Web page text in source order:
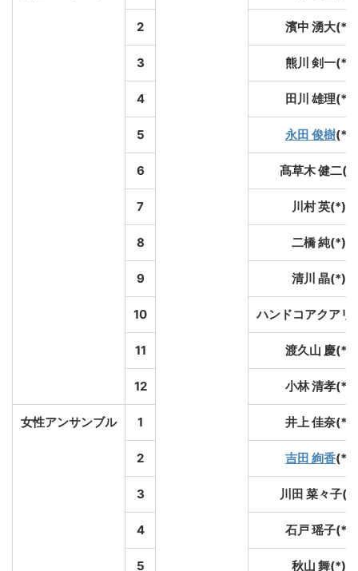
2 濱中 湧大(*)
3 熊川 剣一(*)
4 田川 雄理(*)
5 永田 俊樹(*)
6 髙草木 健二(*)
7 川村 英(*)
8 二橋 純(*)
9 清川 晶(*)
10 ハンドコアクアリ
11 渡久山 慶(*)
12 小林 清孝(*)
女性アンサンブル 1 井上 佳奈(*)
2 吉田 絢香(*)
3 川田 菜々子(*)
4 石戸 瑶子(*)
5 秋山 舞(*)